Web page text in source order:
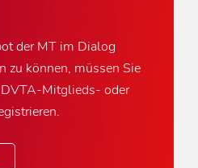
der MT im Dialog
zu können, müssen Sie
Mitglieds- oder